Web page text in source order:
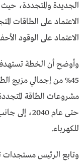
الجديدة والمتجددة،
الاعتماد على الطاقات
الاعتماد على الوقود
وأوضح أن الخطة
مشروعات الطاقة
حتى عام
للكهرباء.
وتابع الرئيس مستجدات